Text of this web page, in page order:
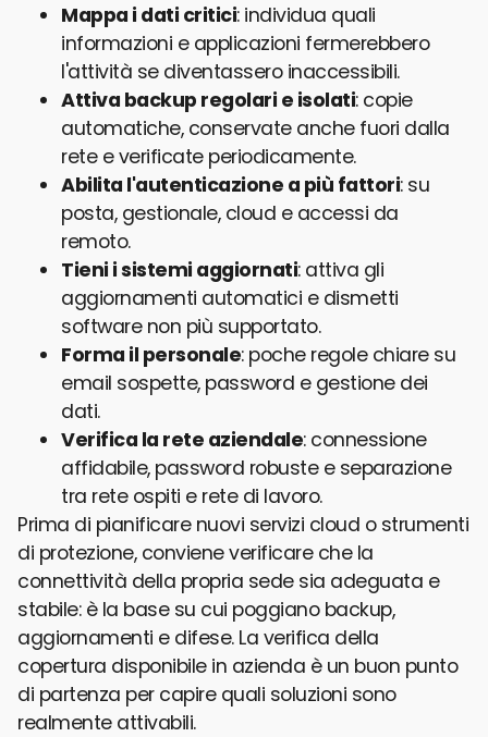
Mappa i dati critici: individua quali
informazioni e applicazioni fermerebbero
l'attività se diventassero inaccessibili.
Attiva backup regolari e isolati: copie
automatiche, conservate anche fuori dalla
rete e verificate periodicamente.
Abilita l'autenticazione a più fattori: su
posta, gestionale, cloud e accessi da
remoto.
Tieni i sistemi aggiornati: attiva gli
aggiornamenti automatici e dismetti
software non più supportato.
Forma il personale: poche regole chiare su
email sospette, password e gestione dei
dati.
Verifica la rete aziendale: connessione
affidabile, password robuste e separazione
tra rete ospiti e rete di lavoro.
Prima di pianificare nuovi servizi cloud o strumenti
di protezione, conviene verificare che la
connettività della propria sede sia adeguata e
stabile: è la base su cui poggiano backup,
aggiornamenti e difese. La verifica della
copertura disponibile in azienda è un buon punto
di partenza per capire quali soluzioni sono
realmente attivabili.